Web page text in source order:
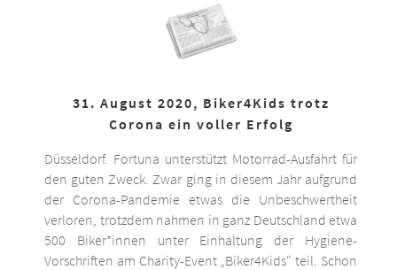
31. August 2020, Biker4Kids trotz
Corona ein voller Erfolg
Düsseldorf. Fortuna unterstützt Motorrad-Ausfahrt für
den guten Zweck. Zwar ging in diesem Jahr aufgrund
der Corona-Pandemie etwas die Unbeschwertheit
verloren, trotzdem nahmen in ganz Deutschland etwa
500 Biker*innen unter Einhaltung der Hygiene-
Vorschriften am Charity-Event „Biker4Kids“ teil. Schon